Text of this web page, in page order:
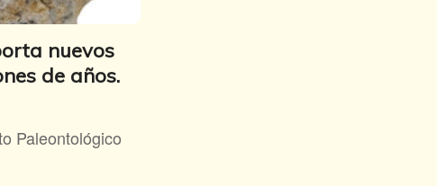
nuevos
de años.
Paleontológico